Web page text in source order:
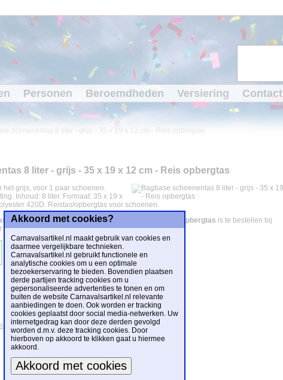
Personen Beroemdheden Versiering Contact
schoenentas 8 liter - grijs - 35 x 19 x 12 cm - Reis opbergtas
8 liter - grijs - 35 x 19 x 12 cm - Reis opbergtas
het grijs, voor 1 paar schoenen.
Inhoud: 8 liter. Formaat: 35 x 19 x
420D. Reistas/opbergtas voor schoenen.
schoenentas 8 liter - grijs - 35 x 19 x 12 cm - Reis opbergtas is te bestellen bij
€ 6,99.
Akkoord met cookies?
Carnavalsartikel.nl maakt gebruik van cookies en
daarmee vergelijkbare technieken.
Carnavalsartikel.nl gebruikt functionele en
analytische cookies om u een optimale
bezoekerservaring te bieden. Bovendien plaatsen
derde partijen tracking cookies om u
gepersonaliseerde advertenties te tonen en om
buiten de website Carnavalsartikel.nl relevante
aanbiedingen te doen. Ook worden er tracking
cookies geplaatst door social media-netwerken. Uw
internetgedrag kan door deze derden gevolgd
worden d.m.v. deze tracking cookies. Door
hierboven op akkoord te klikken gaat u hiermee
akkoord.